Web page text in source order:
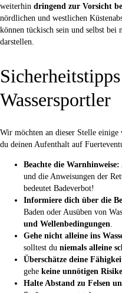
weiterhin dringend zur Vorsicht
nördlichen und westlichen
können tückisch sein und selbst bei
darstellen.
Wassersportler
Wir möchten an dieser Stelle
du deinen Aufenthalt auf
Beachte die Warnhinweise:
und die Anweisungen der
bedeutet Badeverbot!
Informiere dich über die
Baden oder Ausüben von
und Wellenbedingungen.
Gehe nicht alleine ins
solltest du niemals alleine
Überschätze deine
gehe keine unnötigen
Halte Abstand zu Felsen